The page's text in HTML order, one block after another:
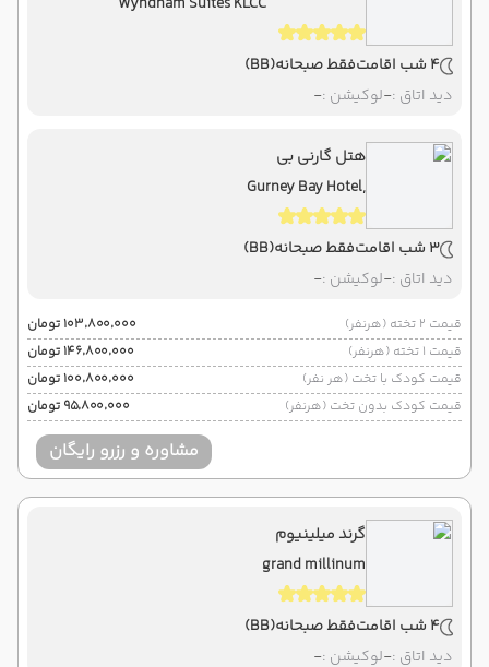
4 شب اقامت فقط صبحانه(BB)
دید اتاق :-لوکیشن :-
هتل گارنی بی
Gurney Bay Hotel,
3 شب اقامت فقط صبحانه(BB)
دید اتاق :-لوکیشن :-
قیمت 2 تخته (هرنفر)
۱۰۳٬۸۰۰٬۰۰۰ تومان
قیمت 1 تخته (هرنفر)
۱۴۶٬۸۰۰٬۰۰۰ تومان
قیمت کودک با تخت (هر نفر)
۱۰۰٬۸۰۰٬۰۰۰ تومان
قیمت کودک بدون تخت (هرنفر)
۹۵٬۸۰۰٬۰۰۰ تومان
مشاوره و رزرو رایگان
گرند میلینیوم
grand millinum
4 شب اقامت فقط صبحانه(BB)
دید اتاق :-لوکیشن :-